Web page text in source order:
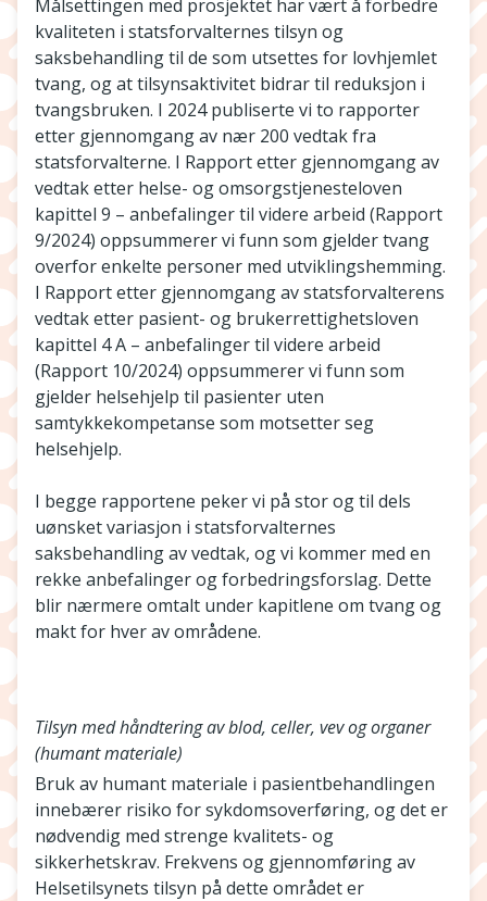
Målsettingen med prosjektet har vært å forbedre
kvaliteten i statsforvalternes tilsyn og
saksbehandling til de som utsettes for lovhjemlet
tvang, og at tilsynsaktivitet bidrar til reduksjon i
tvangsbruken. I 2024 publiserte vi to rapporter
etter gjennomgang av nær 200 vedtak fra
statsforvalterne. I Rapport etter gjennomgang av
vedtak etter helse- og omsorgstjenesteloven
kapittel 9 – anbefalinger til videre arbeid (Rapport
9/2024) oppsummerer vi funn som gjelder tvang
overfor enkelte personer med utviklingshemming.
I Rapport etter gjennomgang av statsforvalterens
vedtak etter pasient- og brukerrettighetsloven
kapittel 4 A – anbefalinger til videre arbeid
(Rapport 10/2024) oppsummerer vi funn som
gjelder helsehjelp til pasienter uten
samtykkekompetanse som motsetter seg
helsehjelp.
I begge rapportene peker vi på stor og til dels
uønsket variasjon i statsforvalternes
saksbehandling av vedtak, og vi kommer med en
rekke anbefalinger og forbedringsforslag. Dette
blir nærmere omtalt under kapitlene om tvang og
makt for hver av områdene.
Tilsyn med håndtering av blod, celler, vev og organer
(humant materiale)
Bruk av humant materiale i pasientbehandlingen
innebærer risiko for sykdomsoverføring, og det er
nødvendig med strenge kvalitets- og
sikkerhetskrav. Frekvens og gjennomføring av
Helsetilsynets tilsyn på dette området er